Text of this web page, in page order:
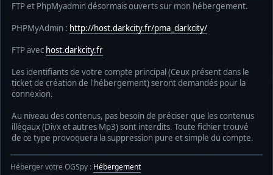
FTP et PhpMyadmin désormais ouverts sur mon hébergement.
PHPMyAdmin : http://host.darkcity.fr/pma_darkcity/
FTP avec host.darkcity.fr
Les identifiants de votre compte principal (Ceux présent dans le
ticket de création de l'hébergement) seront demandés pour la
connexion.
Au niveau des contenus, pas besoin de préciser que les contenus
illégaux (Divx et autres Mp3) sont interdits. Toute fichier trouvé
de ce type provoquera la suppression pure et simple du compte.
Héberger votre OGSpy : Hébergement